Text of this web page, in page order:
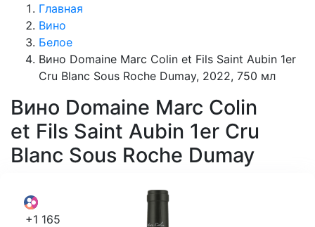
Главная
Вино
Белое
Вино Domaine Marc Colin et Fils Saint Aubin 1er
Cru Blanc Sous Roche Dumay, 2022, 750 мл
Вино Domaine Marc Colin
et Fils Saint Aubin 1er Cru
Blanc Sous Roche Dumay
+1 165